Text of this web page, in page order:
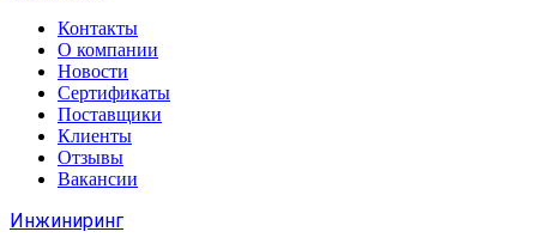
Контакты
О компании
Новости
Сертификаты
Поставщики
Клиенты
Отзывы
Вакансии
Инжиниринг